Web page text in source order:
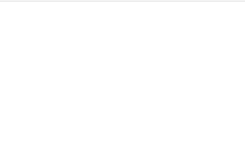
à la
que d'une boisson offerte pendant le